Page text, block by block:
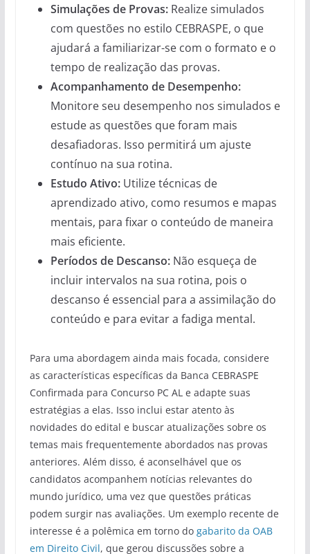
Simulações de Provas:Realize simulados
com questões no estilo CEBRASPE, o que
ajudará a familiarizar-se com o formato e o
tempo de realização das provas.
Acompanhamento de Desempenho:
Monitore seu desempenho nos simulados e
estude as questões que foram mais
desafiadoras. Isso permitirá um ajuste
contínuo na sua rotina.
Estudo Ativo:Utilize técnicas de
aprendizado ativo, como resumos e mapas
mentais, para fixar o conteúdo de maneira
mais eficiente.
Períodos de Descanso:Não esqueça de
incluir intervalos na sua rotina, pois o
descanso é essencial para a assimilação do
conteúdo e para evitar a fadiga mental.
Para uma abordagem ainda mais focada, considere
as características específicas da Banca CEBRASPE
Confirmada para Concurso PC AL e adapte suas
estratégias a elas. Isso inclui estar atento às
novidades do edital e buscar atualizações sobre os
temas mais frequentemente abordados nas provas
anteriores. Além disso, é aconselhável que os
candidatos acompanhem notícias relevantes do
mundo jurídico, uma vez que questões práticas
podem surgir nas avaliações. Um exemplo recente de
interesse é a polêmica em torno do gabarito da OAB
em Direito Civil, que gerou discussões sobre a